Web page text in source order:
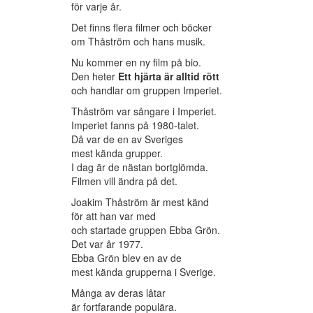
för varje år.
Det finns flera filmer och böcker
om Thåström och hans musik.
Nu kommer en ny film på bio.
Den heter Ett hjärta är alltid rött
och handlar om gruppen Imperiet.
Thåström var sångare i Imperiet.
Imperiet fanns på 1980-talet.
Då var de en av Sveriges
mest kända grupper.
I dag är de nästan bortglömda.
Filmen vill ändra på det.
Joakim Thåström är mest känd
för att han var med
och startade gruppen Ebba Grön.
Det var år 1977.
Ebba Grön blev en av de
mest kända grupperna i Sverige.
Många av deras låtar
är fortfarande populära.